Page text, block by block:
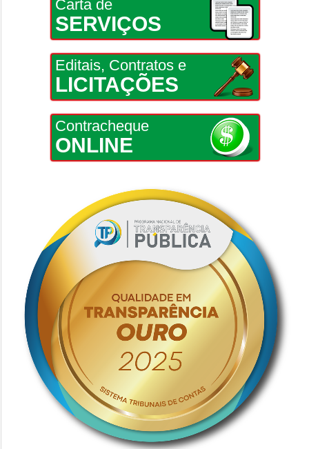
Carta de
SERVIÇOS
Editais, Contratos e
LICITAÇÕES
Contracheque
ONLINE